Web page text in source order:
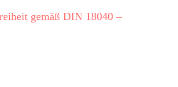
gemäß DIN 18040 –